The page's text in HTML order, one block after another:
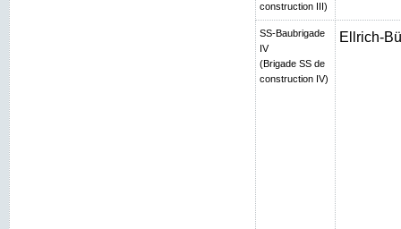
construction III)
SS-Baubrigade
IV
(Brigade SS de
construction IV)
Ellrich-